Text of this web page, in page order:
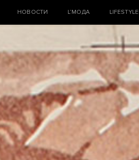
НОВОСТИ L’МОДА LIFESTYLE